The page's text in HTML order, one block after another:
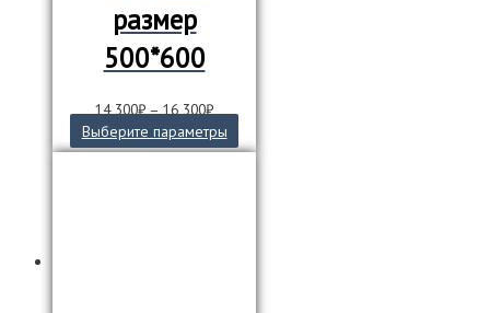
размер
500*600
14 300₽–16 300₽
Выберите параметры
товар